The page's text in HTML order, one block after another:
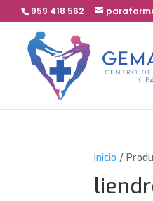
959 418 562
Inicio /